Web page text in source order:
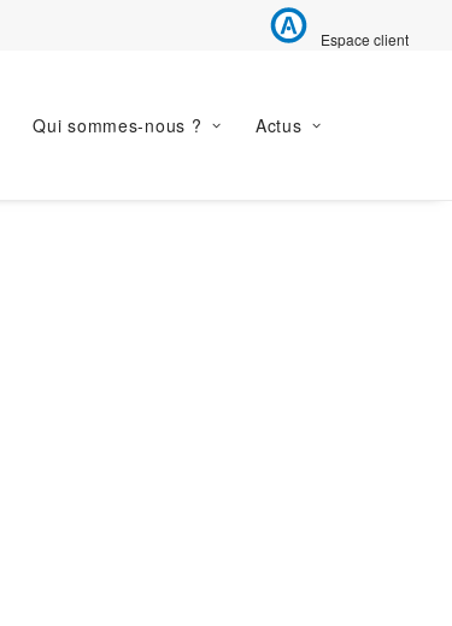
Espace client
Qui sommes-nous ? Actus